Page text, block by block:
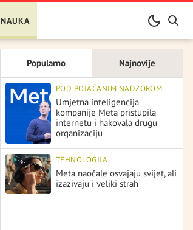
NAUKA
Popularno Najnovije
POD POJAČANIM NADZOROM
Umjetna inteligencija
kompanije Meta pristupila
internetu i hakovala drugu
organizaciju
TEHNOLOGIJA
Meta naočale osvajaju svijet, ali
izazivaju i veliki strah